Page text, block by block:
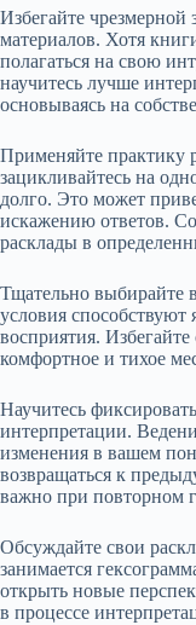
Избегайте чрезмерной
материалов. Хотя
полагаться на свою
научитесь лучше
основываясь на
Применяйте практику
зацикливайтесь на
долго. Это может
искажению ответов.
расклады в
Тщательно выбирайте
условия
восприятия.
комфортное и тихое
Научитесь
интерпретации.
изменения в вашем
возвращаться к
важно при повторном
Обсуждайте свои
занимается
открыть новые
в процессе